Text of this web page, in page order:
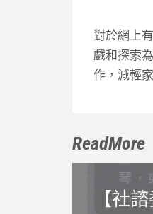
對於網上
戲和探索
作，減輕
ReadMore
【社